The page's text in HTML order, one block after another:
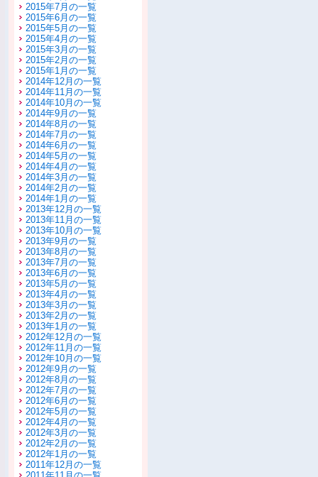
2015年7月の一覧
2015年6月の一覧
2015年5月の一覧
2015年4月の一覧
2015年3月の一覧
2015年2月の一覧
2015年1月の一覧
2014年12月の一覧
2014年11月の一覧
2014年10月の一覧
2014年9月の一覧
2014年8月の一覧
2014年7月の一覧
2014年6月の一覧
2014年5月の一覧
2014年4月の一覧
2014年3月の一覧
2014年2月の一覧
2014年1月の一覧
2013年12月の一覧
2013年11月の一覧
2013年10月の一覧
2013年9月の一覧
2013年8月の一覧
2013年7月の一覧
2013年6月の一覧
2013年5月の一覧
2013年4月の一覧
2013年3月の一覧
2013年2月の一覧
2013年1月の一覧
2012年12月の一覧
2012年11月の一覧
2012年10月の一覧
2012年9月の一覧
2012年8月の一覧
2012年7月の一覧
2012年6月の一覧
2012年5月の一覧
2012年4月の一覧
2012年3月の一覧
2012年2月の一覧
2012年1月の一覧
2011年12月の一覧